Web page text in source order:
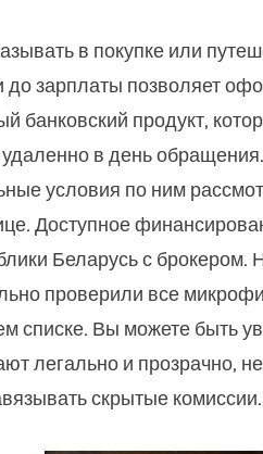
в покупке или
до зарплаты позволяет
банковский продукт,
в день
условия по ним
Доступное
Беларусь с
проверили все
списке. Вы можете быть
легально и прозрачно,
скрытые комиссии.